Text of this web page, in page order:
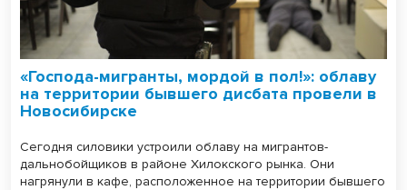
«Господа-мигранты, мордой в пол!»: облаву
на территории бывшего дисбата провели в
Новосибирске
Сегодня силовики устроили облаву на мигрантов-
дальнобойщиков в районе Хилокского рынка. Они
нагрянули в кафе, расположенное на территории бывшего